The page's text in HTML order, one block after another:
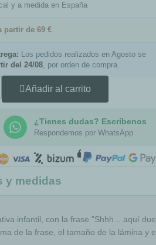
y a medida en España
partir de 69 €
Los pedidos realizados en Agosto se
del 24/08, por orden de compra.
Añadir al carrito
¿Tienes dudas? Escríbenos
Respondemos por WhatsApp
COMPRA SEGURA
y medidas
infantil, con la frase "Shhh... aquí
de la frase, el tamaño de la lámina y